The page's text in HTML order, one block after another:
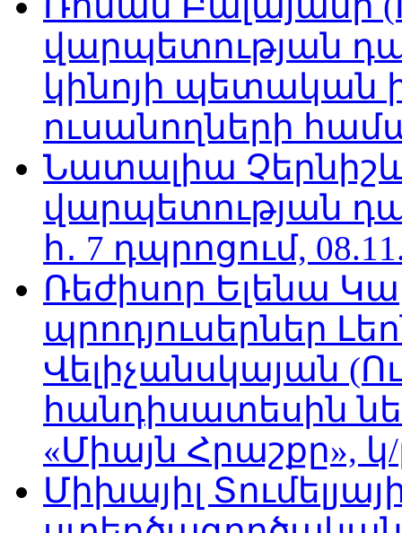
վարպետության
կինոյի պետական
ուսանողների
Նատալիա
վարպետության
հ․ 7 դպրոցում,
Ռեժիսոր Ելենա
պրոդյուսերներ
Վելիչանսկայան
հանդիսատեսին
«Միայն Հրաշքը», կ/
Միխայիլ